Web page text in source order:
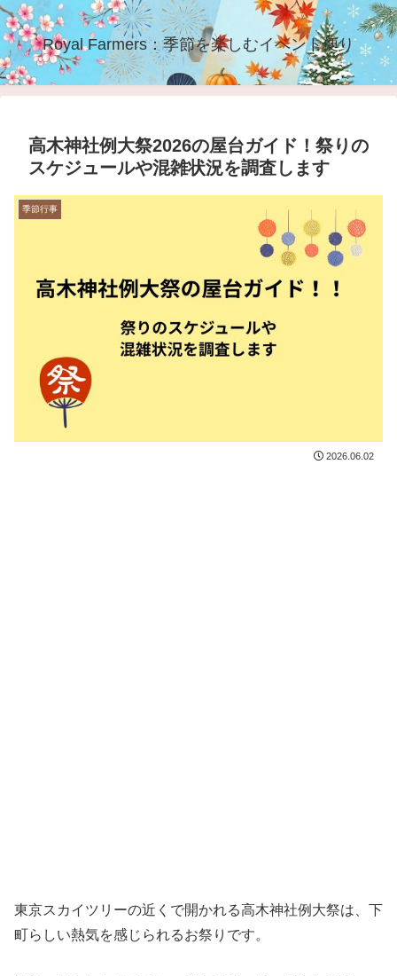
Royal Farmers：季節を楽しむイベント便り
高木神社例大祭2026の屋台ガイド！祭りの
スケジュールや混雑状況を調査します
季節行事
2026.06.02
東京スカイツリーの近くで開かれる高木神社例大祭は、下
町らしい熱気を感じられるお祭りです。